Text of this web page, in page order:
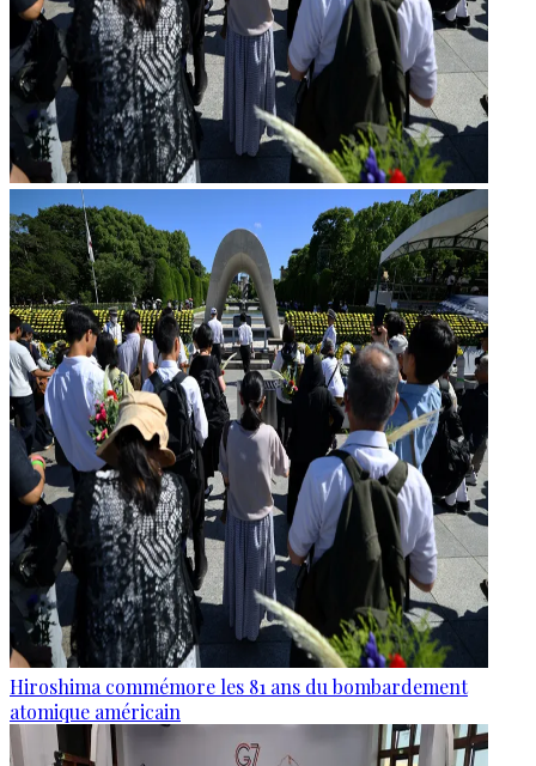
Hiroshima commémore les 81 ans du bombardement
atomique américain